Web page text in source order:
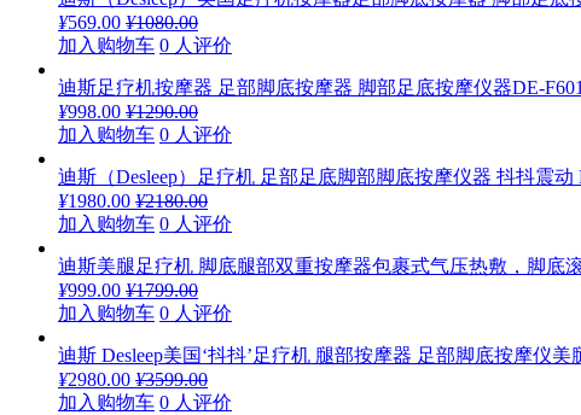
¥569.00 ¥1080.00
加入购物车 0 人评价
迪斯足疗机按摩器 足部脚底按摩器 脚部足底按摩仪器DE-
¥998.00 ¥1290.00
加入购物车 0 人评价
迪斯（Desleep）足疗机 足部足底脚部脚底按摩仪器 抖抖震动
¥1980.00 ¥2180.00
加入购物车 0 人评价
迪斯美腿足疗机 脚底腿部双重按摩器包裹式气压热敷，脚底
¥999.00 ¥1799.00
加入购物车 0 人评价
迪斯 Desleep美国‘抖抖’足疗机 腿部按摩器 足部脚底按摩仪美
¥2980.00 ¥3599.00
加入购物车 0 人评价